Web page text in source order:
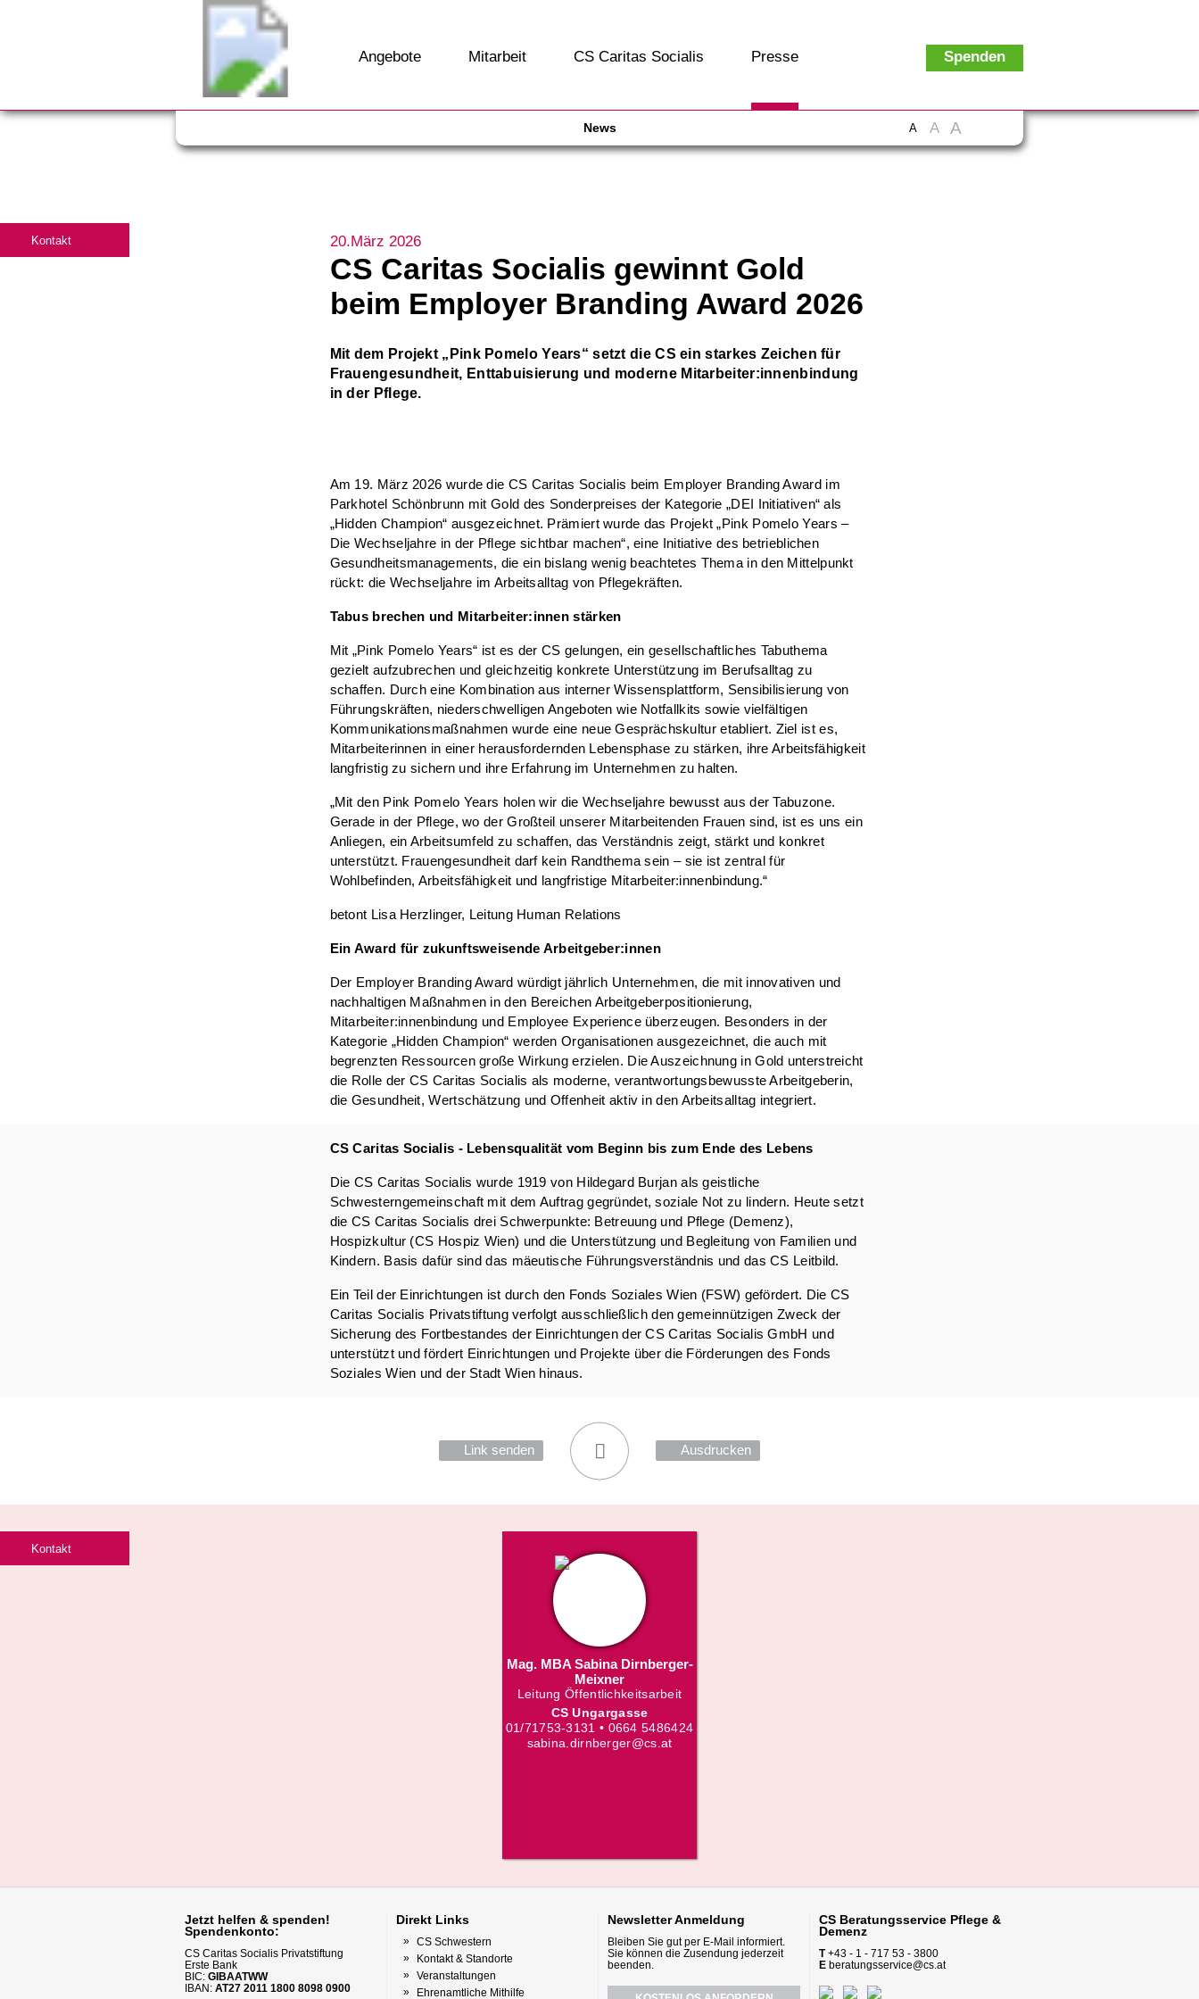
Angebote Mitarbeit CS Caritas Socialis Presse Spenden
A A A
News
20.März 2026
CS Caritas Socialis gewinnt Gold
beim Employer Branding Award 2026
Mit dem Projekt „Pink Pomelo Years“ setzt die CS ein starkes Zeichen für
Frauengesundheit, Enttabuisierung und moderne Mitarbeiter:innenbindung
in der Pflege.
Am 19. März 2026 wurde die CS Caritas Socialis beim Employer Branding Award im
Parkhotel Schönbrunn mit Gold des Sonderpreises der Kategorie „DEI Initiativen“ als
„Hidden Champion“ ausgezeichnet. Prämiert wurde das Projekt „Pink Pomelo Years –
Die Wechseljahre in der Pflege sichtbar machen“, eine Initiative des betrieblichen
Gesundheitsmanagements, die ein bislang wenig beachtetes Thema in den Mittelpunkt
rückt: die Wechseljahre im Arbeitsalltag von Pflegekräften.
Tabus brechen und Mitarbeiter:innen stärken
Mit „Pink Pomelo Years“ ist es der CS gelungen, ein gesellschaftliches Tabuthema
gezielt aufzubrechen und gleichzeitig konkrete Unterstützung im Berufsalltag zu
schaffen. Durch eine Kombination aus interner Wissensplattform, Sensibilisierung von
Führungskräften, niederschwelligen Angeboten wie Notfallkits sowie vielfältigen
Kommunikationsmaßnahmen wurde eine neue Gesprächskultur etabliert. Ziel ist es,
Mitarbeiterinnen in einer herausfordernden Lebensphase zu stärken, ihre Arbeitsfähigkeit
langfristig zu sichern und ihre Erfahrung im Unternehmen zu halten.
„Mit den Pink Pomelo Years holen wir die Wechseljahre bewusst aus der Tabuzone.
Gerade in der Pflege, wo der Großteil unserer Mitarbeitenden Frauen sind, ist es uns ein
Anliegen, ein Arbeitsumfeld zu schaffen, das Verständnis zeigt, stärkt und konkret
unterstützt. Frauengesundheit darf kein Randthema sein – sie ist zentral für
Wohlbefinden, Arbeitsfähigkeit und langfristige Mitarbeiter:innenbindung.“
betont Lisa Herzlinger, Leitung Human Relations
Ein Award für zukunftsweisende Arbeitgeber:innen
Der Employer Branding Award würdigt jährlich Unternehmen, die mit innovativen und
nachhaltigen Maßnahmen in den Bereichen Arbeitgeberpositionierung,
Mitarbeiter:innenbindung und Employee Experience überzeugen. Besonders in der
Kategorie „Hidden Champion“ werden Organisationen ausgezeichnet, die auch mit
begrenzten Ressourcen große Wirkung erzielen. Die Auszeichnung in Gold unterstreicht
die Rolle der CS Caritas Socialis als moderne, verantwortungsbewusste Arbeitgeberin,
die Gesundheit, Wertschätzung und Offenheit aktiv in den Arbeitsalltag integriert.
CS Caritas Socialis - Lebensqualität vom Beginn bis zum Ende des Lebens
Die CS Caritas Socialis wurde 1919 von Hildegard Burjan als geistliche
Schwesterngemeinschaft mit dem Auftrag gegründet, soziale Not zu lindern. Heute setzt
die CS Caritas Socialis drei Schwerpunkte: Betreuung und Pflege (Demenz),
Hospizkultur (CS Hospiz Wien) und die Unterstützung und Begleitung von Familien und
Kindern. Basis dafür sind das mäeutische Führungsverständnis und das CS Leitbild.
Ein Teil der Einrichtungen ist durch den Fonds Soziales Wien (FSW) gefördert. Die CS
Caritas Socialis Privatstiftung verfolgt ausschließlich den gemeinnützigen Zweck der
Sicherung des Fortbestandes der Einrichtungen der CS Caritas Socialis GmbH und
unterstützt und fördert Einrichtungen und Projekte über die Förderungen des Fonds
Soziales Wien und der Stadt Wien hinaus.
Link senden Ausdrucken
Kontakt
Kontakt
Mag. MBA Sabina Dirnberger-
Meixner
Leitung Öffentlichkeitsarbeit
CS Ungargasse
01/71753-3131 • 0664 5486424
sabina.dirnberger@cs.at
Jetzt helfen & spenden!
Spendenkonto:
CS Caritas Socialis Privatstiftung
Erste Bank
BIC: GIBAATWW
IBAN: AT27 2011 1800 8098 0900
Direkt Links
CS Schwestern
Kontakt & Standorte
Veranstaltungen
Ehrenamtliche Mithilfe
NewsletterAnmeldung
Bleiben Sie gut per E-Mail informiert.
Sie können die Zusendung jederzeit
beenden.
CS Beratungsservice Pflege &
Demenz
T+43 - 1 - 717 53 - 3800
E beratungsservice@cs.at